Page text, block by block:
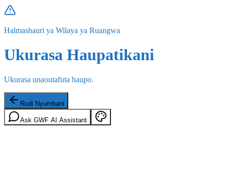
Halmashauri ya Wilaya ya Ruangwa
Ukurasa Haupatikani
Ukurasa unaoutafuta haupo.
Rudi Nyumbani
Ask GWF AI Assistant